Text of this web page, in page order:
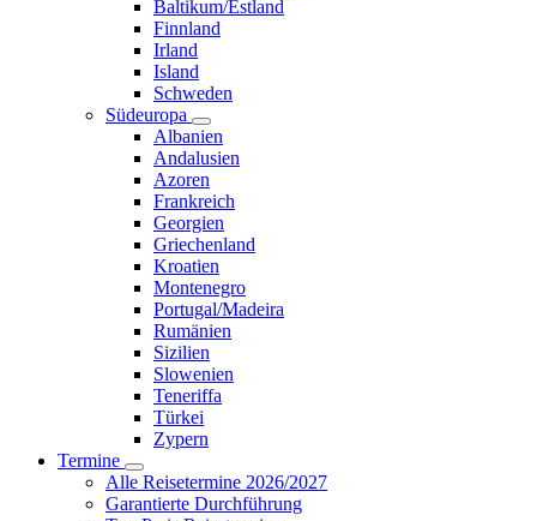
Baltikum/Estland
Finnland
Irland
Island
Schweden
Südeuropa
Albanien
Andalusien
Azoren
Frankreich
Georgien
Griechenland
Kroatien
Montenegro
Portugal/Madeira
Rumänien
Sizilien
Slowenien
Teneriffa
Türkei
Zypern
Termine
Alle Reisetermine 2026/2027
Garantierte Durchführung